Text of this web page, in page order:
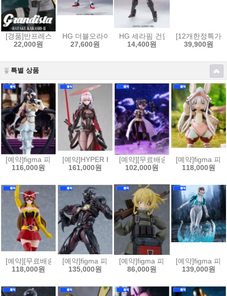
[경품]반프레스토 나루토 질풍전 Grandista 피규어 하타케 카카시
22,000원
HG 더블오라이저 + GN 소드3 [4573102573834]
27,600원
HG 세라핌 건담[4573102592354]
14,400원
[12개한정특가
39,900원
특별 상품
[예약]figma 피그마 오버로드 - 알베도[4580828665569]
116,000원
[예약]HYPER BODY 하이퍼 바디 승리의 여신 니케
161,000원
[예약][무료배송]figma 피그마 마
102,000원
[예약]figma 피
118,000원
[예약][무료배송]figma 피그마 토지마 탄자부로는 가면라이더가 되고
118,000원
[예약]figma 피그마 강식장갑 가이버 - 가이버 3 얼
135,000원
[예약]figma 피그마 극장판 유녀
86,000원
[예약]figma 피
139,000원